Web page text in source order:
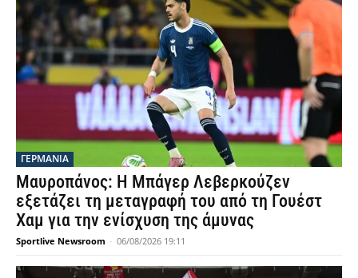
ΓΕΡΜΑΝΙΑ
Μαυροπάνος: Η Μπάγερ Λεβερκούζεν
εξετάζει τη μεταγραφή του από τη Γουέστ
Χαμ για την ενίσχυση της άμυνας
Sportlive Newsroom - 06/08/2026 19:11